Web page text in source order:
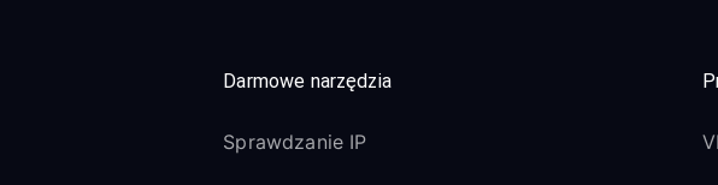
Darmowe narzędzia
Sprawdzanie IP